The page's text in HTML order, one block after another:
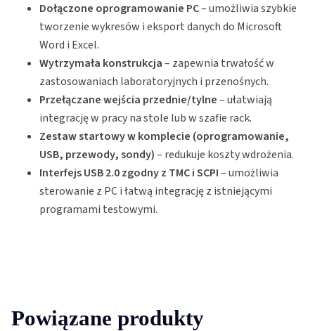
Dołączone oprogramowanie PC– umożliwia szybkie
tworzenie wykresów i eksport danych do Microsoft
Word i Excel.
Wytrzymała konstrukcja– zapewnia trwałość w
zastosowaniach laboratoryjnych i przenośnych.
Przełączane wejścia przednie/tylne– ułatwiają
integrację w pracy na stole lub w szafie rack.
Zestaw startowy w komplecie (oprogramowanie,
USB, przewody, sondy)– redukuje koszty wdrożenia.
Interfejs USB 2.0 zgodny z TMC i SCPI– umożliwia
sterowanie z PC i łatwą integrację z istniejącymi
programami testowymi.
Powiązane produkty